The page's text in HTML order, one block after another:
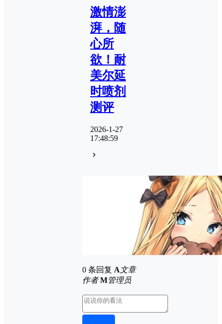
激情澎
湃，随
心所
欲！耐
美尔延
时喷剂
测评
2026-1-27
17:48:59
0 条回复 A文章
作者 M管理员